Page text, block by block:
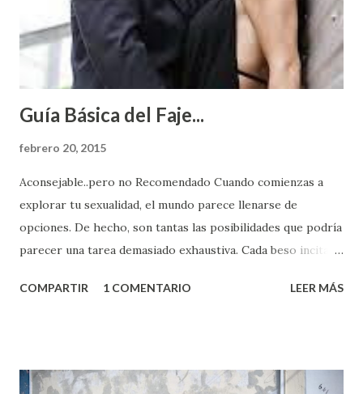
Guía Básica del Faje...
febrero 20, 2015
Aconsejable..pero no Recomendado Cuando comienzas a
explorar tu sexualidad, el mundo parece llenarse de
opciones. De hecho, son tantas las posibilidades que podría
parecer una tarea demasiado exhaustiva. Cada beso incita
partes de ti que jamás hubieras imaginado. El problema es
conoces ni la mitad de lo que deberías saber. Pero incluso
COMPARTIR 1 COMENTARIO LEER MÁS